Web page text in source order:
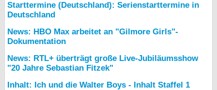
Starttermine (Deutschland): Serienstarttermine in
Deutschland
News: HBO Max arbeitet an "Gilmore Girls"-
Dokumentation
News: RTL+ überträgt große Live-Jubiläumsshow
"20 Jahre Sebastian Fitzek"
Inhalt: Ich und die Walter Boys - Inhalt Staffel 1